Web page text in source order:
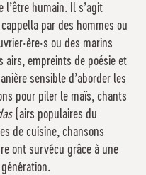
l’être humain. Il s’agit
par des hommes ou
ou des marins
airs, empreints de poésie et
sensible d’aborder les
pour piler le maïs, chants
(airs populaires du
de cuisine, chansons
ont survécu grâce à une